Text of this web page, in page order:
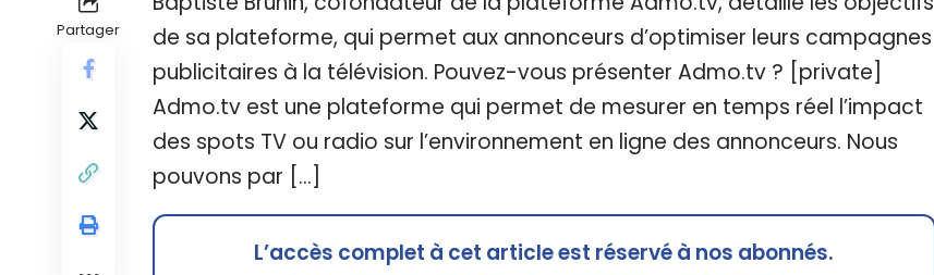
Partager
de sa plateforme, qui permet aux annonceurs d’optimiser leurs campagnes
publicitaires à la télévision. Pouvez-vous présenter Admo.tv ? [private]
Admo.tv est une plateforme qui permet de mesurer en temps réel l’impact
des spots TV ou radio sur l’environnement en ligne des annonceurs. Nous
pouvons par […]
L’accès complet à cet article est réservé à nos abonnés.